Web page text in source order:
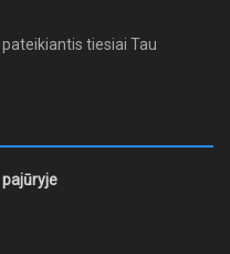
tiesiai Tau